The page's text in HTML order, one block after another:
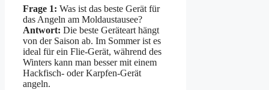
Frage 1: Was ist das beste Gerät für
das Angeln am Moldaustausee?
Antwort: Die beste Geräteart hängt
von der Saison ab. Im Sommer ist es
ideal für ein Flie-Gerät, während des
Winters kann man besser mit einem
Hackfisch- oder Karpfen-Gerät
angeln.